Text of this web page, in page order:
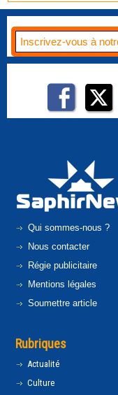
Qui sommes-nous ?
Nous contacter
Régie publicitaire
Mentions légales
Soumettre article
Rubriques
Actualité
Culture